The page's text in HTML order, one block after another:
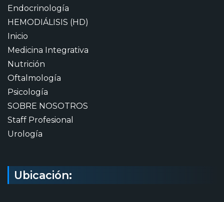
Endocrinología
HEMODIÁLISIS (HD)
Inicio
Medicina Integrativa
Nutrición
Oftalmología
Psicología
SOBRE NOSOTROS
Staff Profesional
Urología
Ubicación: